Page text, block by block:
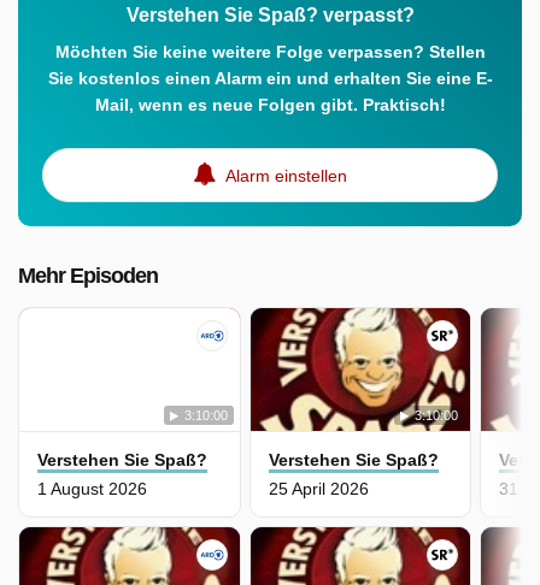
Verstehen Sie Spaß? verpasst?
Möchten Sie keine weitere Folge verpassen? Stellen
Sie kostenlos einen Alarm ein und erhalten Sie eine E-
Mail, wenn es neue Folgen gibt. Praktisch!
Alarm einstellen
Mehr Episoden
3:10:00
Verstehen Sie Spaß?
1 August 2026
3:10:00
Verstehen Sie Spaß?
25 April 2026
31